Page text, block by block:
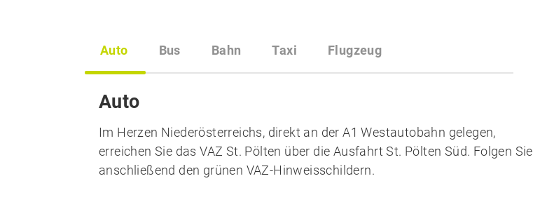
Auto Bus Bahn Taxi Flugzeug
Auto
Im Herzen Niederösterreichs, direkt an der A1 Westautobahn gelegen,
erreichen Sie das VAZ St. Pölten über die Ausfahrt St. Pölten Süd. Folgen Sie
anschließend den grünen VAZ-Hinweisschildern.